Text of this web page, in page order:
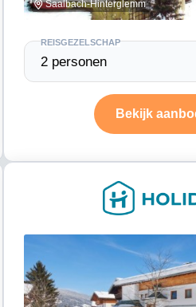
Saalbach-Hinterglemm